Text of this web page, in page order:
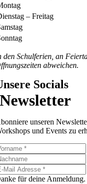
– Freitag
den Schulferien, an
abweichen.
Socials
Newsletter
unseren
und Events zu
für deine